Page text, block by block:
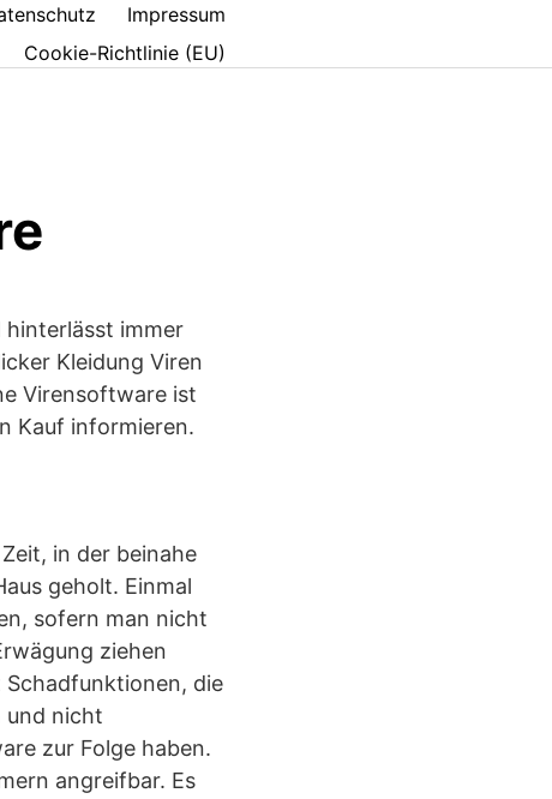
Impressum
Cookie-Richtlinie (EU)
hinterlässt immer
Kleidung Viren
Virensoftware ist
Kauf informieren.
in der beinahe
geholt. Einmal
sofern man nicht
ziehen
die
und nicht
zur Folge haben.
angreifbar. Es